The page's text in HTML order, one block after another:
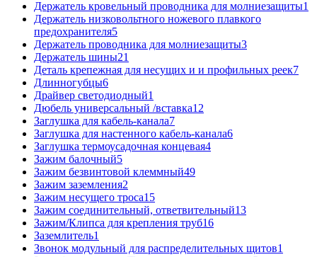
Держатель кровельный проводника для молниезащиты1
Держатель низковольтного ножевого плавкого
предохранителя5
Держатель проводника для молниезащиты3
Держатель шины21
Деталь крепежная для несущих и и профильных реек7
Длинногубцы6
Драйвер светодиодный1
Дюбель универсальный /вставка12
Заглушка для кабель-канала7
Заглушка для настенного кабель-канала6
Заглушка термоусадочная концевая4
Зажим балочный5
Зажим безвинтовой клеммный49
Зажим заземления2
Зажим несущего троса15
Зажим соединительный, ответвительный13
Зажим/Клипса для крепления труб16
Заземлитель1
Звонок модульный для распределительных щитов1